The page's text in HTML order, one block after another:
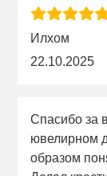
Илхом
22.10.2025
Спасибо за
ювелирном
образом